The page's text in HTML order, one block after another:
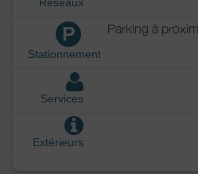
Réseaux
P
Stationnement
Parking à
Services
Extérieurs